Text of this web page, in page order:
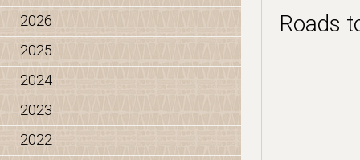
2026
2025
2024
2023
2022
Roads